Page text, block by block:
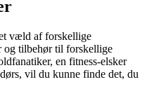
væld af forskellige
og tilbehør til forskellige
en fitness-elsker
vil du kunne finde det, du